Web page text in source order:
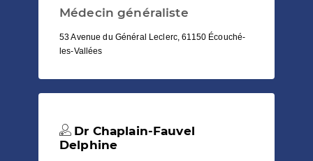
Médecin généraliste
53 Avenue du Général Leclerc, 61150 Écouché-
les-Vallées
Dr Chaplain-Fauvel
Delphine